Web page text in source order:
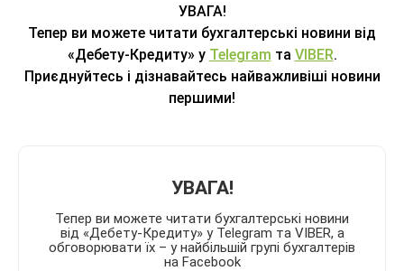
УВАГА!
Тепер ви можете читати бухгалтерські новини від
«Дебету-Кредиту» у Telegram та VIBER.
Приєднуйтесь і дізнавайтесь найважливіші новини
першими!
УВАГА!
Тепер ви можете читати бухгалтерські новини
від «Дебету-Кредиту» у Telegram та VIBER, а
обговорювати їх – у найбільшій групі бухгалтерів
на Facebook